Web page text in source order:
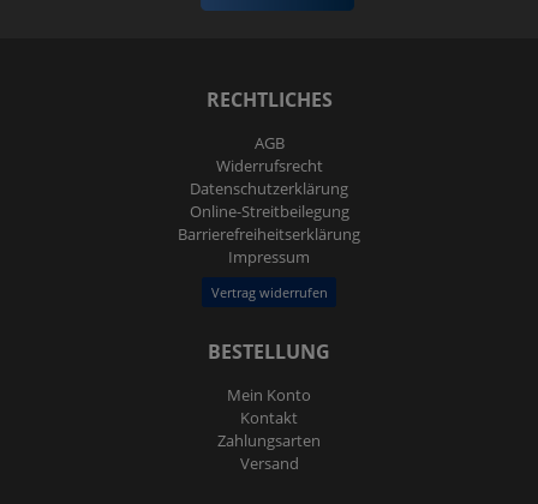
RECHTLICHES
AGB
Widerrufs­recht
Daten­schutz­erklärung
Online-Streitbeilegung
Barrierefreiheitserklärung
Impressum
Vertrag widerrufen
BESTELLUNG
Mein Konto
Kontakt
Zahlungsarten
Versand